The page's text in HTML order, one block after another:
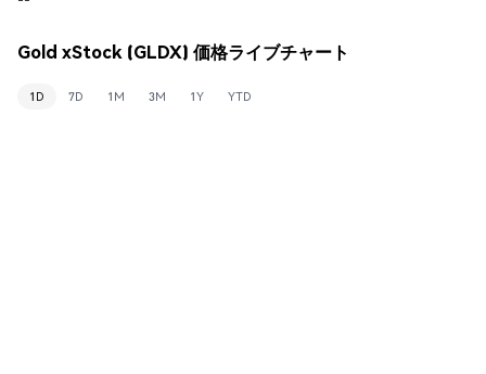
Gold xStock (GLDX) 価格ライブチャート
1D 7D 1M 3M 1Y YTD